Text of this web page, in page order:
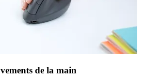
de la main